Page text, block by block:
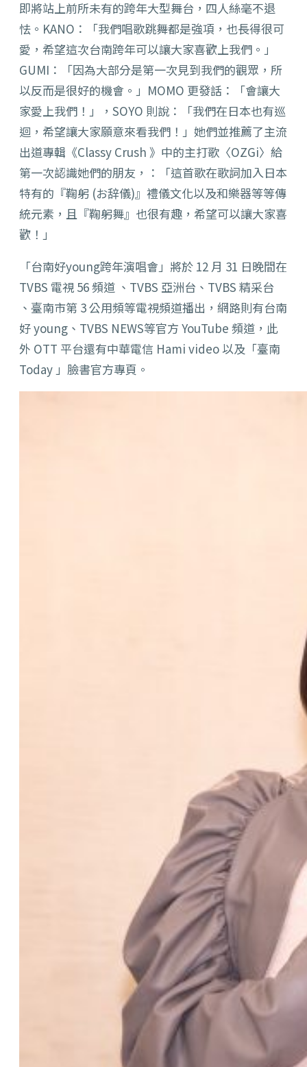
即將站上前所未有的跨年大型舞台，四人絲毫不退
怯。KANO：「我們唱歌跳舞都是強項，也長得很可
愛，希望這次台南跨年可以讓大家喜歡上我們。」
GUMI：「因為大部分是第一次見到我們的觀眾，所
以反而是很好的機會。」MOMO 更發話：「會讓大
家愛上我們！」，SOYO 則說：「我們在日本也有巡
迴，希望讓大家願意來看我們！」她們並推薦了主流
出道專輯《Classy Crush 》中的主打歌〈OZGi〉給
第一次認識她們的朋友，：「這首歌在歌詞加入日本
特有的『鞠躬 (お辞儀)』禮儀文化以及和樂器等等傳
統元素，且『鞠躬舞』也很有趣，希望可以讓大家喜
歡！」
「台南好young跨年演唱會」將於 12 月 31 日晚間在
TVBS 電視 56 頻道 、TVBS 亞洲台、TVBS 精采台
、臺南市第 3 公用頻等電視頻道播出，網路則有台南
好 young、TVBS NEWS等官方 YouTube 頻道，此
外 OTT 平台還有中華電信 Hami video 以及「臺南
Today 」臉書官方專頁。